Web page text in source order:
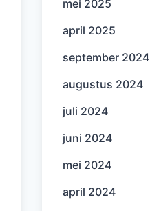
mei 2025
april 2025
september 2024
augustus 2024
juli 2024
juni 2024
mei 2024
april 2024